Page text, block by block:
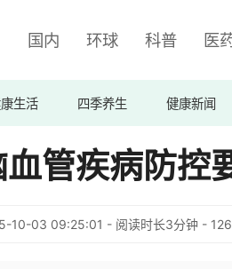
国内 环球 科普 医
生活 四季养生 健康新闻
管疾病防控
10-03 09:25:01 - 阅读时长3分钟 -